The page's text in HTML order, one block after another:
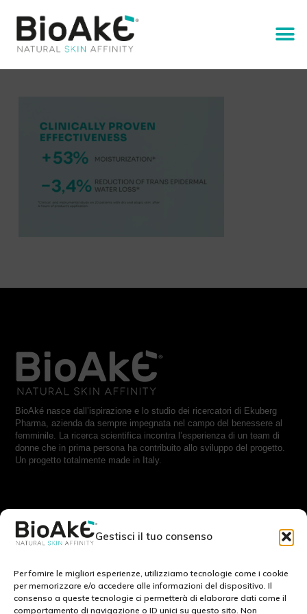
Gestisci il tuo consenso
Per fornire le migliori esperienze, utilizziamo tecnologie come i cookie
per memorizzare e/o accedere alle informazioni del dispositivo. Il
consenso a queste tecnologie ci permetterà di elaborare dati come il
comportamento di navigazione o ID unici su questo sito. Non
BioAké nasce dall’ispirazione e lo studio dei ricercatori di Ekuberg
Pharma, azienda da sempre impegnata nel campo del benessere al
femminile. La ricerca scientifica incontra l’esperienza di un team di
donne che in prima persona ha contribuito allo sviluppo del progetto.
Un progetto totalmente made in Italy.
RESTA IN CONTATTO CON NOI:
Cookie Policy (EU)